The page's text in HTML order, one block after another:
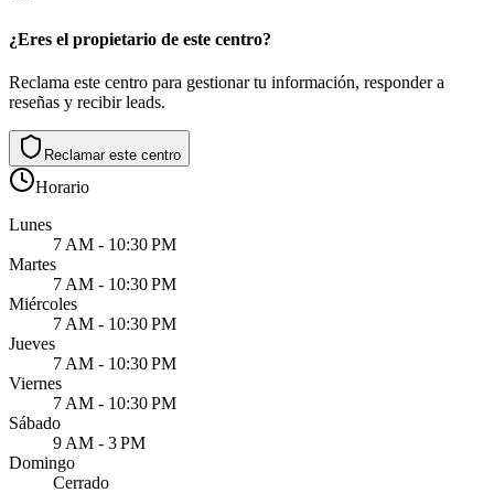
¿Eres el propietario de este centro?
Reclama este centro para gestionar tu información, responder a
reseñas y recibir leads.
Reclamar este centro
Horario
Lunes
7 AM - 10:30 PM
Martes
7 AM - 10:30 PM
Miércoles
7 AM - 10:30 PM
Jueves
7 AM - 10:30 PM
Viernes
7 AM - 10:30 PM
Sábado
9 AM - 3 PM
Domingo
Cerrado